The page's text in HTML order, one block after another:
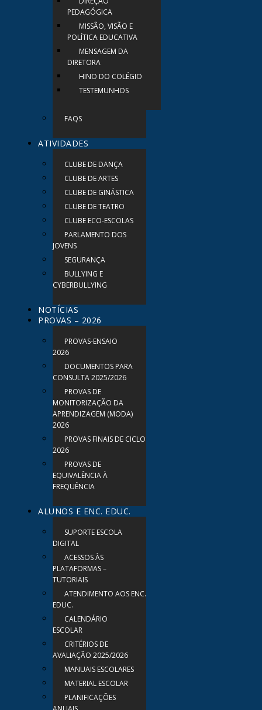
PEDAGÓGICA
MISSÃO, VISÃO E
POLÍTICA EDUCATIVA
MENSAGEM DA
DIRETORA
HINO DO COLÉGIO
TESTEMUNHOS
FAQS
ATIVIDADES
CLUBE DE DANÇA
CLUBE DE ARTES
CLUBE DE GINÁSTICA
CLUBE DE TEATRO
CLUBE ECO-ESCOLAS
PARLAMENTO DOS
JOVENS
SEGURANÇA
BULLYING E
CYBERBULLYING
NOTÍCIAS
PROVAS – 2026
PROVAS-ENSAIO
2026
DOCUMENTOS PARA
CONSULTA 2025/2026
PROVAS DE
MONITORIZAÇÃO DA
APRENDIZAGEM (MODA)
2026
PROVAS FINAIS DE CICLO
2026
PROVAS DE
EQUIVALÊNCIA À
FREQUÊNCIA
ALUNOS E ENC. EDUC.
SUPORTE ESCOLA
DIGITAL
ACESSOS ÀS
PLATAFORMAS –
TUTORIAIS
ATENDIMENTO AOS ENC.
EDUC.
CALENDÁRIO
ESCOLAR
CRITÉRIOS DE
AVALIAÇÃO 2025/2026
MANUAIS ESCOLARES
MATERIAL ESCOLAR
PLANIFICAÇÕES